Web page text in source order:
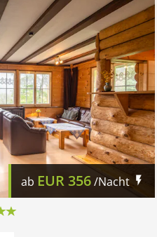
ab EUR356/Nacht